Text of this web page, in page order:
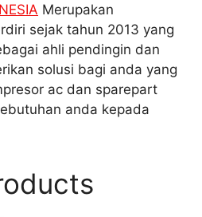
Merupakan
sejak tahun 2013 yang
ahli pendingin dan
solusi bagi anda yang
ac dan sparepart
anda kepada